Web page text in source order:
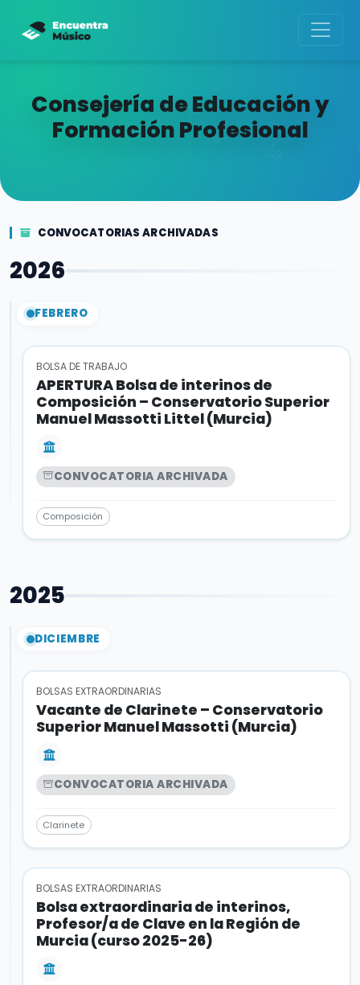
Consejería de Educación y
Formación Profesional
CONVOCATORIAS ARCHIVADAS
2026
FEBRERO
BOLSA DE TRABAJO
APERTURA Bolsa de interinos de
Composición – Conservatorio Superior
Manuel Massotti Littel (Murcia)
CONVOCATORIA ARCHIVADA
Composición
2025
DICIEMBRE
BOLSAS EXTRAORDINARIAS
Vacante de Clarinete – Conservatorio
Superior Manuel Massotti (Murcia)
CONVOCATORIA ARCHIVADA
Clarinete
BOLSAS EXTRAORDINARIAS
Bolsa extraordinaria de interinos,
Profesor/a de Clave en la Región de
Murcia (curso 2025-26)